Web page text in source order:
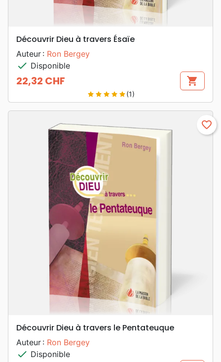
Découvrir Dieu à travers Ésaïe
Auteur : Ron Bergey
check Disponible
Prix
22,32 CHF shopping_cart
star star star star star(1)
favorite_border
Découvrir Dieu à travers le Pentateuque
Auteur : Ron Bergey
check Disponible